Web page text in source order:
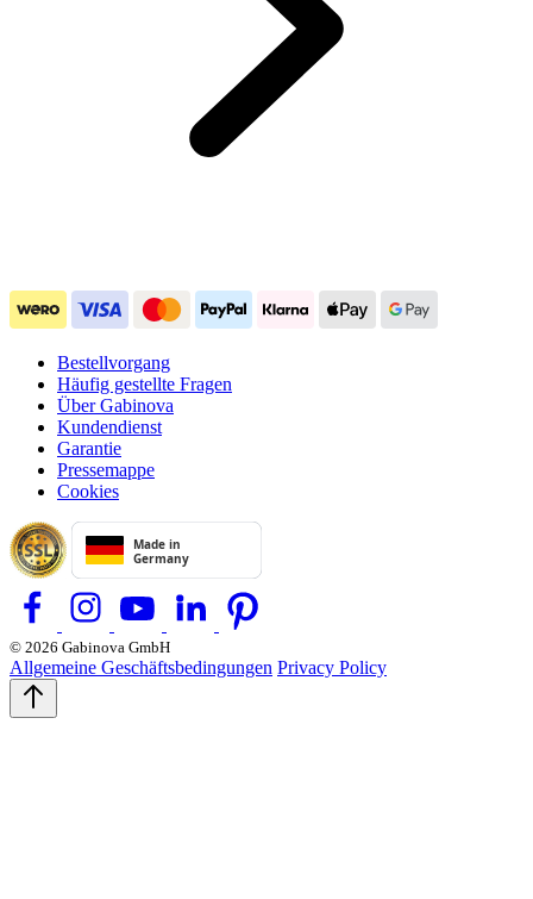
Bestellvorgang
Häufig gestellte Fragen
Über Gabinova
Kundendienst
Garantie
Pressemappe
Cookies
© 2026 Gabinova GmbH
Allgemeine Geschäftsbedingungen Privacy Policy